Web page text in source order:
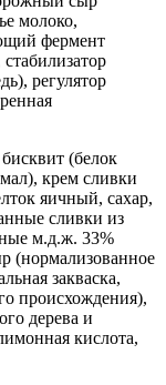
молоко,
фермент
регулятор
(белок
крем сливки
яичный, сахар,
сливки из
м.д.ж. 33%
(нормализованное
закваска,
происхождения),
дерева и
кислота,